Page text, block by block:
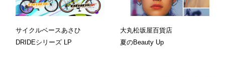
サイクルベースあさひ
DRIDEシリーズ LP
大丸松坂屋百貨店
夏のBeauty Up